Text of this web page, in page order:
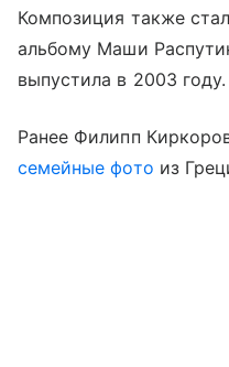
Композиция также
альбому Маши
выпустила в 2003 году.
Ранее Филипп
семейные фото из